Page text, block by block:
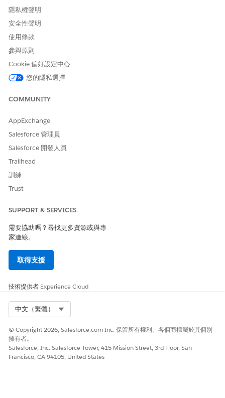
在「個人申請」索引標籤上,選取福利的申請。
一下申請者的姓名。
申請者的個人帳戶記錄頁面隨即開啟。
在「取得 Einstein 洞察」窗格上,確認使用 AI 產生回應的免責
聲明。
檢視 AI 產生的家庭概觀。
視需要複製或編輯概觀。
若要再次產生概觀,請按一下「
隱私權聲明
安全性聲明
使用條款
參與原則
Cookie 偏好設定中心
您的隱私選擇
COMMUNITY
AppExchange
Salesforce 管理員
Salesforce 開發人員
Trailhead
訓練
Trust
SUPPORT & SERVICES
需要協助嗎？尋找更多資源或與專
家連線。
取得支援
技術提供者 Experience Cloud
中文（繁體）
© Copyright 2026, Salesforce.com Inc. 保留所有權利。各個商標屬於其個別
擁有者。
Salesforce, Inc. Salesforce Tower, 415 Mission Street, 3rd Floor, San
Francisco, CA 94105, United States